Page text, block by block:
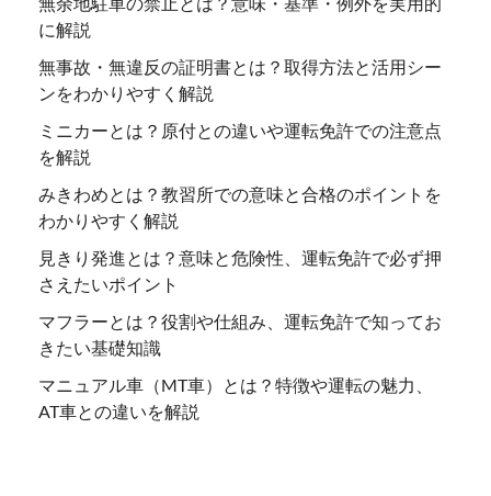
に解説
無事故・無違反の証明書とは？取得方法と活用シー
ンをわかりやすく解説
ミニカーとは？原付との違いや運転免許での注意点
を解説
みきわめとは？教習所での意味と合格のポイントを
わかりやすく解説
見きり発進とは？意味と危険性、運転免許で必ず押
さえたいポイント
マフラーとは？役割や仕組み、運転免許で知ってお
きたい基礎知識
マニュアル車（MT車）とは？特徴や運転の魅力、
AT車との違いを解説